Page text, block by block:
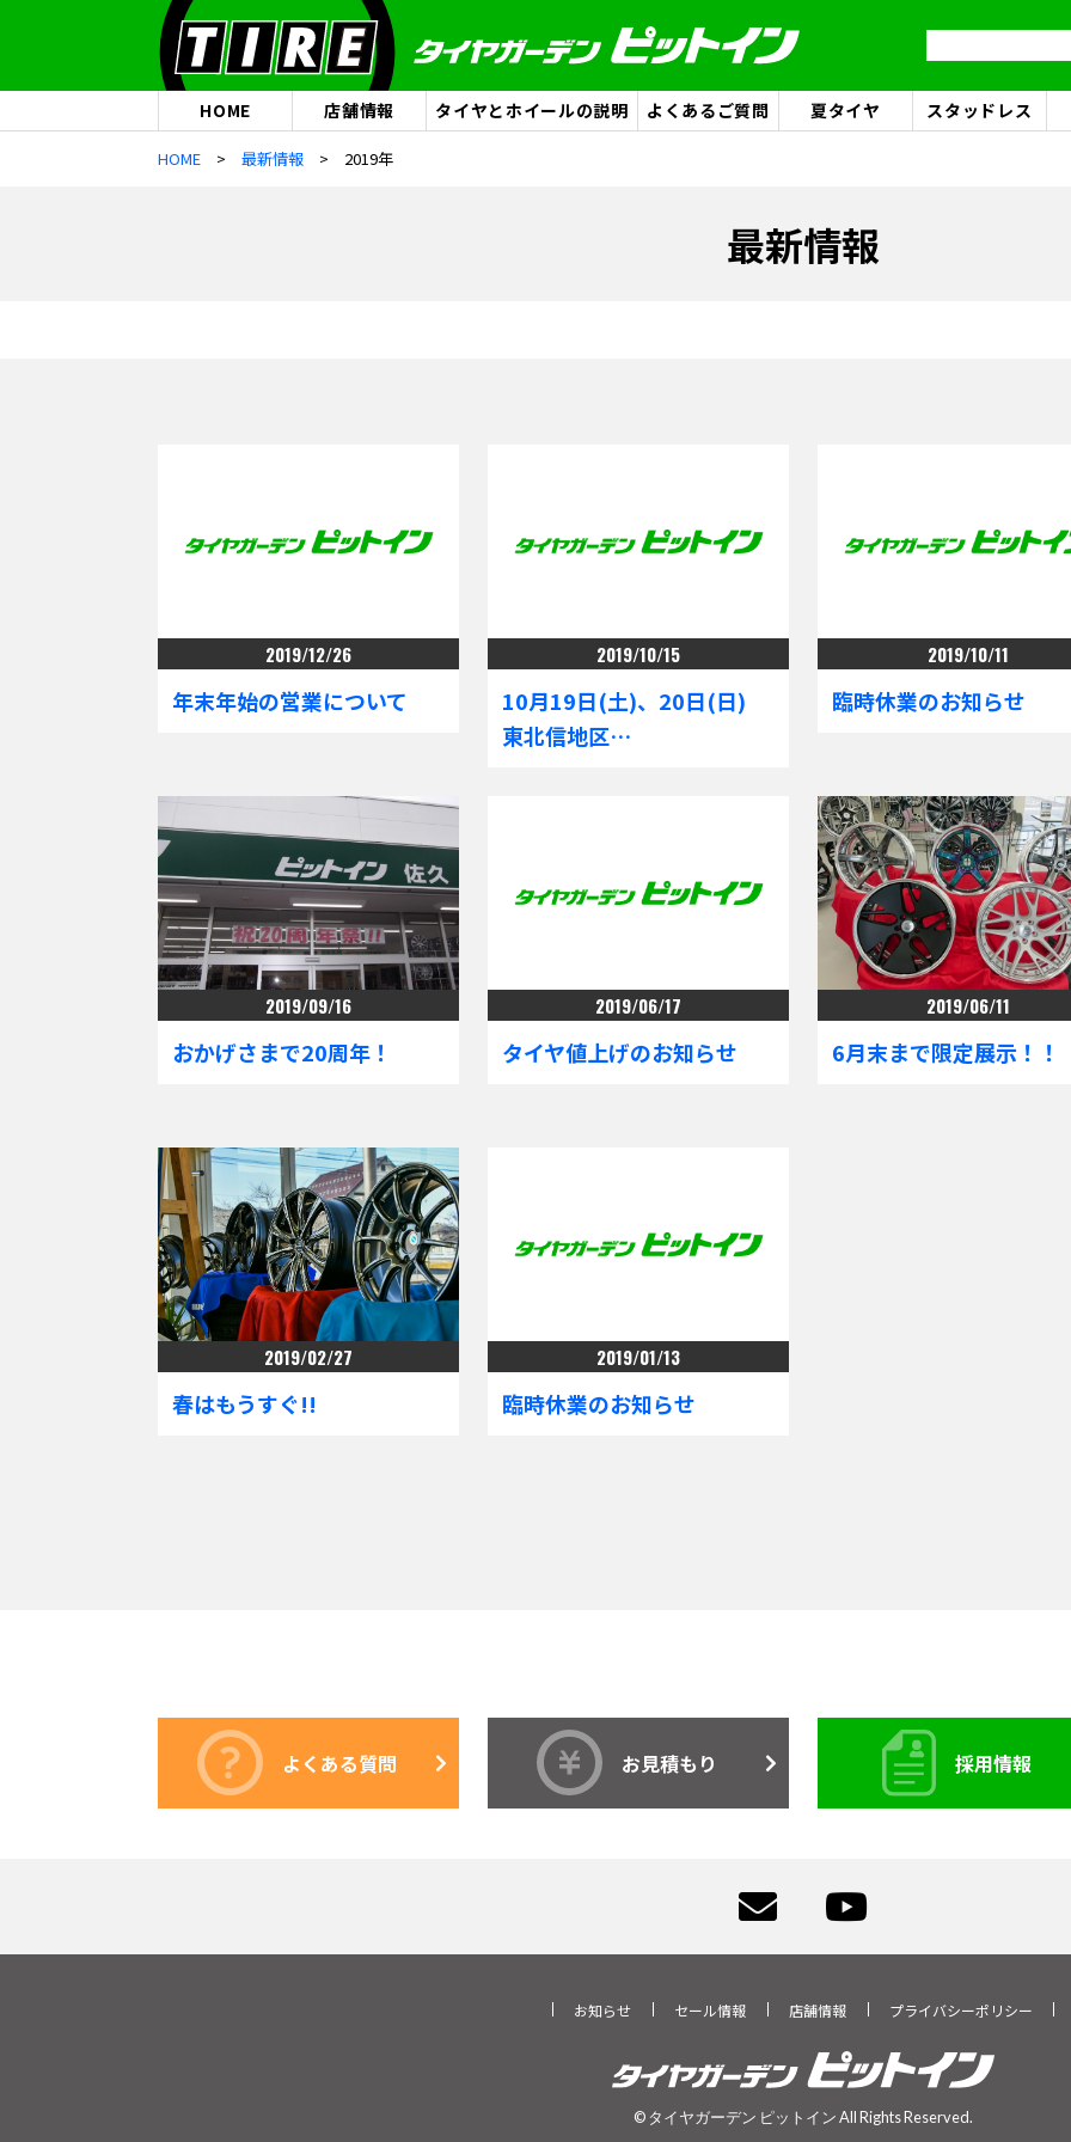
HOME 店舗情報 タイヤとホイールの説明 よくあるご質問 夏タイヤ スタッドレス
HOME 最新情報 2019年
最新情報
2019/12/26
年末年始の営業について
2019/10/15
10月19日(土)、20日(日)
東北信地区…
2019/10/11
臨時休業のお知らせ
2019/09/16
おかげさまで20周年！
2019/06/17
タイヤ値上げのお知らせ
2019/06/11
6月末まで限定展示！！
2019/02/27
春はもうすぐ!!
2019/01/13
臨時休業のお知らせ
よくある質問 お見積もり 採用情報
お知らせ セール情報 店舗情報 プライバシーポリシー
© タイヤガーデン ピットイン All Rights Reserved.